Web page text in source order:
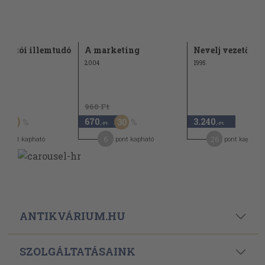
illemtudó
50
pont kapható
A marketing
2004
960 Ft
670 ,-Ft 30
pont kapható
Nevelj
1995
3.240 ,-Ft
pont kapható
ANTIKVÁRIUM.HU
SZOLGÁLTATÁSAINK